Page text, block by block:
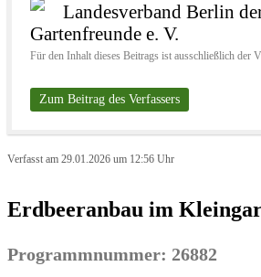
Landesverband Berlin
Gartenfreunde e. V.
Für den Inhalt dieses Beitrags ist ausschließlich der
Zum Beitrag des Verfassers
Verfasst am 29.01.2026 um 12:56 Uhr
Erdbeeranbau im
Programmnummer: 26882